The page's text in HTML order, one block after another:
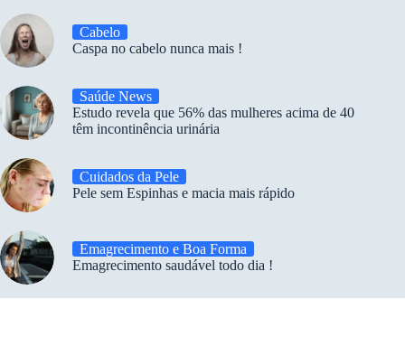
Cabelo
Caspa no cabelo nunca mais !
Saúde News
Estudo revela que 56% das mulheres acima de 40
têm incontinência urinária
Cuidados da Pele
Pele sem Espinhas e macia mais rápido
Emagrecimento e Boa Forma
Emagrecimento saudável todo dia !